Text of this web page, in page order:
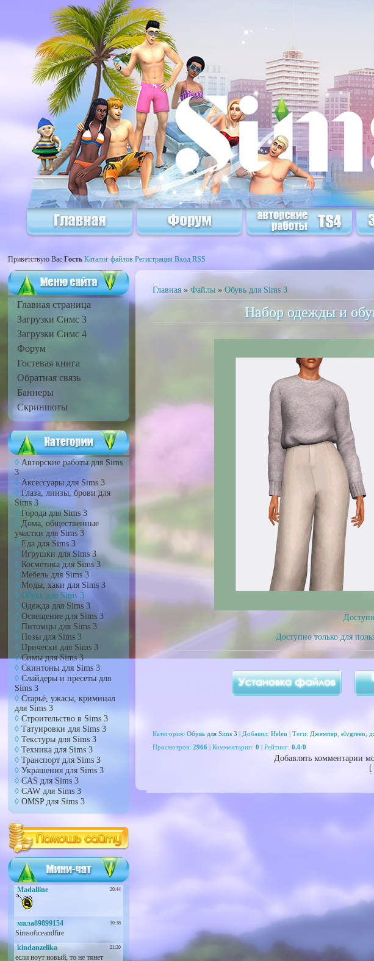
Приветствую Вас Гость Каталог файлов Регистрация Вход RSS
Главная страница
Загрузки Симс 3
Загрузки Симс 4
Форум
Гостевая книга
Обратная связь
Баннеры
Скриншоты
Авторские работы для Sims
3
Аксессуары для Sims 3
Глаза, линзы, брови для
Sims 3
Города для Sims 3
Дома, общественные
участки для Sims 3
Еда для Sims 3
Игрушки для Sims 3
Косметика для Sims 3
Мебель для Sims 3
Моды, хаки для Sims 3
Обувь для Sims 3
Одежда для Sims 3
Освещение для Sims 3
Питомцы для Sims 3
Позы для Sims 3
Прически для Sims 3
Симы для Sims 3
Скинтоны для Sims 3
Слайдеры и пресеты для
Sims 3
Старьё, ужасы, криминал
для Sims 3
Cтроительство в Sims 3
Татуировки для Sims 3
Текстуры для Sims 3
Техника для Sims 3
Транспорт для Sims 3
Украшения для Sims 3
CAS для Sims 3
CAW для Sims 3
OMSP для Sims 3
Главная»Файлы »Обувь для Sims 3
Набор одежды и
Доступно только для
Категория:Обувь для Sims 3 | Добавил:Helen | Теги: Джемпер ,elvgreen
Просмотров:2966 |Комментарии:0 |Рейтинг:0.0/0
Добавлять комментарии
[